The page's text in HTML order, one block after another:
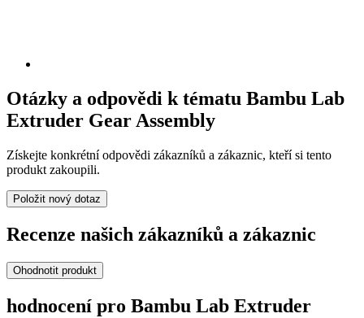
Otázky a odpovědi k tématu Bambu Lab
Extruder Gear Assembly
Získejte konkrétní odpovědi zákazníků a zákaznic, kteří si tento
produkt zakoupili.
Položit nový dotaz
Recenze našich zákazníků a zákaznic
Ohodnotit produkt
hodnocení pro Bambu Lab Extruder